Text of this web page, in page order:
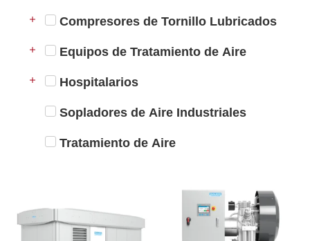
Compresores de Tornillo Lubricados
Equipos de Tratamiento de Aire
Hospitalarios
Sopladores de Aire Industriales
Tratamiento de Aire